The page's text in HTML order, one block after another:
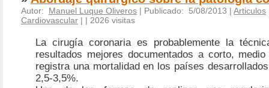
Autor: Manuel Luque Oliveros | Publicado: 5/08/2013 | Articulos
Cardiovascular | | 2026 visitas
La cirugía coronaria es probablemente la
resultados mejores documentados a corto,
registra una mortalidad en los países
2,5-3,5%.